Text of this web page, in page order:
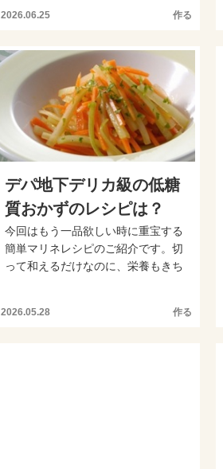
食材を足してカッコよく仕...
2026.06.25 作る
デパ地下デリカ級の低糖
質おかずのレシピは？
今回はもう一品欲しい時に重宝する
簡単マリネレシピのご紹介です。切
って和えるだけなのに、栄養もきち
2026.05.28 作る